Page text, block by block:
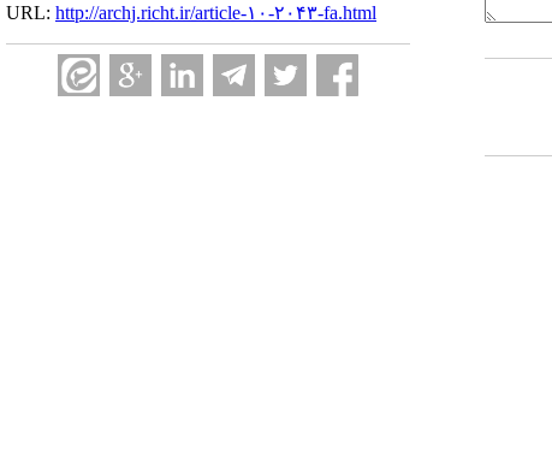
URL: http://archj.richt.ir/article-۱۰-۲۰۴۳-fa.html